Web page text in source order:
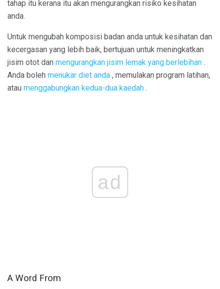
tahap itu kerana itu akan mengurangkan risiko kesihatan
anda.
Untuk mengubah komposisi badan anda untuk kesihatan dan
kecergasan yang lebih baik, bertujuan untuk meningkatkan
jisim otot dan mengurangkan jisim lemak yang berlebihan .
Anda boleh menukar diet anda , memulakan program latihan,
atau menggabungkan kedua-dua kaedah .
ad
A Word From